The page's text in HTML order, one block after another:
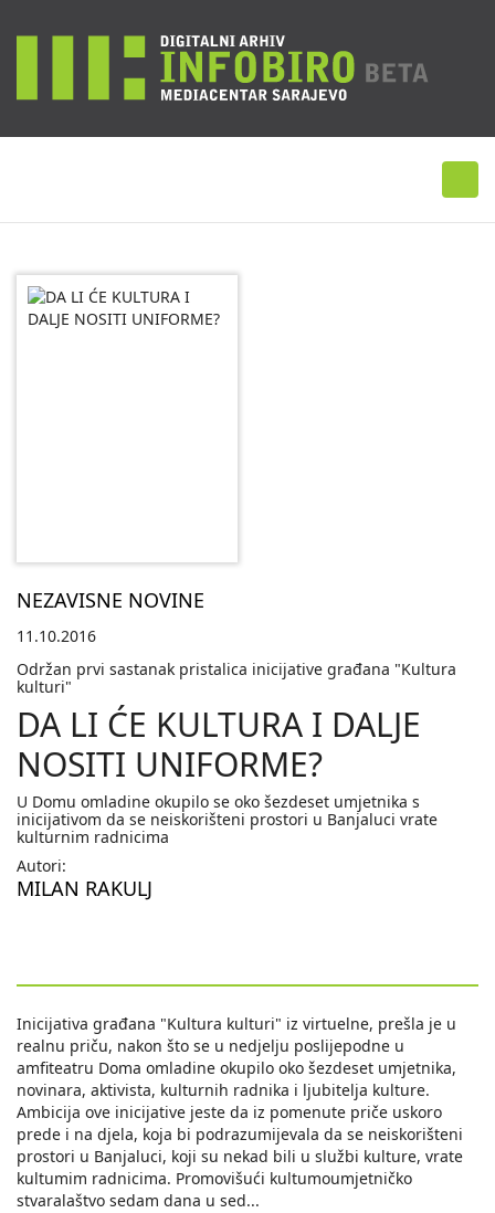
NEZAVISNE NOVINE
11.10.2016
Održan prvi sastanak pristalica inicijative građana "Kultura
kulturi"
DA LI ĆE KULTURA I DALJE
NOSITI UNIFORME?
U Domu omladine okupilo se oko šezdeset umjetnika s
inicijativom da se neiskorišteni prostori u Banjaluci vrate
kulturnim radnicima
Autori:
MILAN RAKULJ
Inicijativa građana "Kultura kulturi" iz virtuelne, prešla je u
realnu priču, nakon što se u nedjelju poslijepodne u
amfiteatru Doma omladine okupilo oko šezdeset umjetnika,
novinara, aktivista, kulturnih radnika i ljubitelja kulture.
Ambicija ove inicijative jeste da iz pomenute priče uskoro
prede i na djela, koja bi podrazumijevala da se neiskorišteni
prostori u Banjaluci, koji su nekad bili u službi kulture, vrate
kultumim radnicima. Promovišući kultumoumjetničko
stvaralaštvo sedam dana u sed...